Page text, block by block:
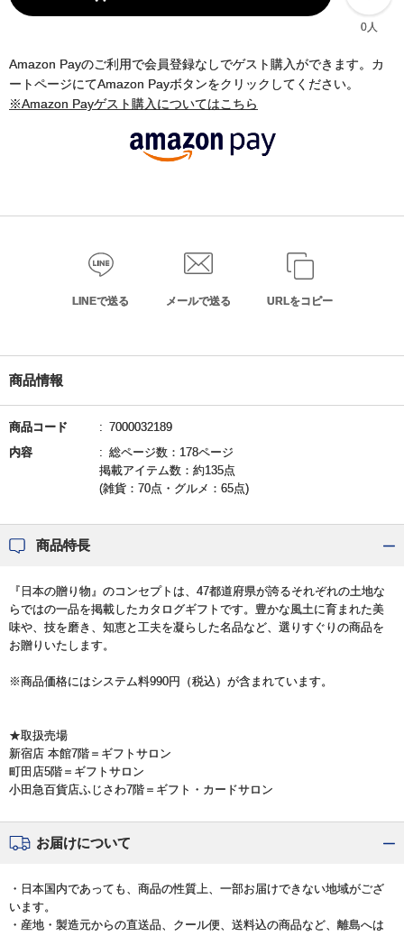
0人
Amazon Payのご利用で会員登録なしでゲスト購入ができます。カ
ートページにてAmazon Payボタンをクリックしてください。
※Amazon Payゲスト購入についてはこちら
LINEで送る メールで送る URLをコピー
商品情報
商品コード
7000032189
内容
総ページ数：178ページ
掲載アイテム数：約135点
(雑貨：70点・グルメ：65点)
商品特長
『日本の贈り物』のコンセプトは、47都道府県が誇るそれぞれの土地な
らではの一品を掲載したカタログギフトです。豊かな風土に育まれた美
味や、技を磨き、知恵と工夫を凝らした名品など、選りすぐりの商品を
お贈りいたします。
※商品価格にはシステム料990円（税込）が含まれています。
★取扱売場
新宿店 本館7階＝ギフトサロン
町田店5階＝ギフトサロン
小田急百貨店ふじさわ7階＝ギフト・カードサロン
お届けについて
・日本国内であっても、商品の性質上、一部お届けできない地域がござ
います。
・産地・製造元からの直送品、クール便、送料込の商品など、離島へは